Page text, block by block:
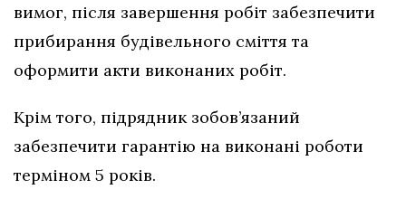
вимог, після завершення робіт забезпечити
прибирання будівельного сміття та
оформити акти виконаних робіт.
Крім того, підрядник зобов’язаний
забезпечити гарантію на виконані роботи
терміном 5 років.